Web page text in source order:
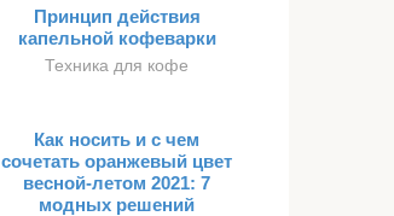
Принцип действия
капельной кофеварки
Техника для кофе
Как носить и с чем
сочетать оранжевый цвет
весной-летом 2021: 7
модных решений